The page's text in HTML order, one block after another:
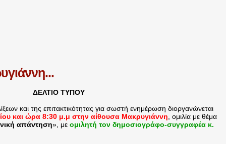
ΔΕΛΤΙΟ ΤΥΠΟΥ
και της επιτακτικότητας για σωστή ενημέρωση διοργανώνεται
και ώρα 8:30 μ.μ στην αίθουσα Μακρυγιάννη, ομιλία με θέμα
απάντηση», με ομιλητή τον δημοσιογράφο-συγγραφέα κ.